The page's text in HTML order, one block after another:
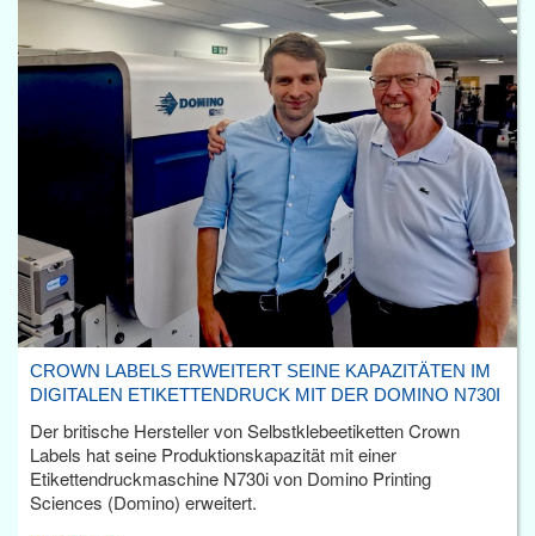
CROWN LABELS ERWEITERT SEINE KAPAZITÄTEN IM
DIGITALEN ETIKETTENDRUCK MIT DER DOMINO N730I
Der britische Hersteller von Selbstklebeetiketten Crown
Labels hat seine Produktionskapazität mit einer
Etikettendruckmaschine N730i von Domino Printing
Sciences (Domino) erweitert.